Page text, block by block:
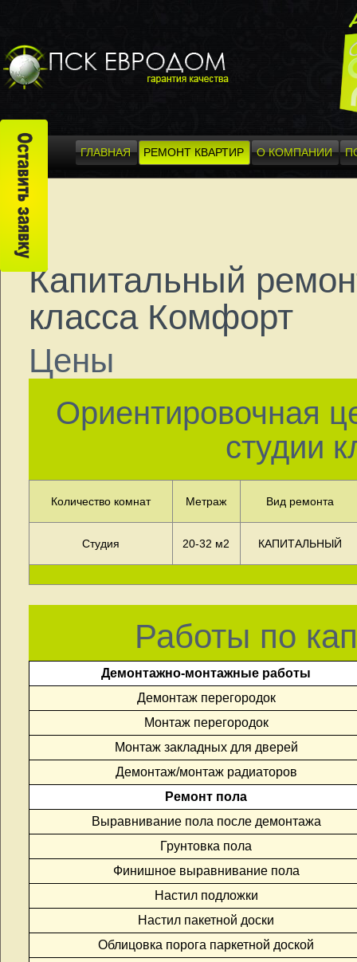
ГЛАВНАЯ РЕМОНТ КВАРТИР О КОМПАНИИ
Капитальный
класса Комфорт
Цены
Ориентировочная
студии
Количество комнат Метраж Вид ремонта
Студия 20-32 м2 КАПИТАЛЬНЫЙ
Работы по
Демонтажно-монтажные работы
Демонтаж перегородок
Монтаж перегородок
Монтаж закладных для дверей
Демонтаж/монтаж радиаторов
Ремонт пола
Выравнивание пола после демонтажа
Грунтовка пола
Финишное выравнивание пола
Настил подложки
Настил пакетной доски
Облицовка порога паркетной доской